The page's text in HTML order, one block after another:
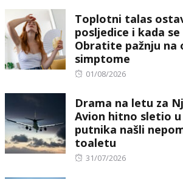
Toplotni talas
posljedice i kada se
Obratite pažnju na
simptome
Posted
01/08/2026
Drama na letu za
Avion hitno sletio
putnika našli
toaletu
Posted
31/07/2026